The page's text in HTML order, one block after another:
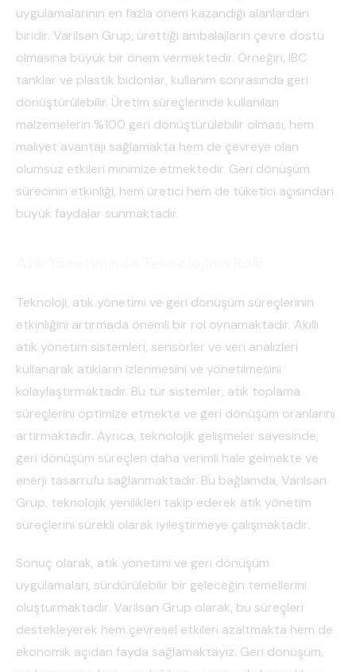
uygulamalarının en fazla önem kazandığı alanlardan
biridir. Varilsan Grup, ürettiği ambalajların çevre dostu
olmasına büyük bir önem vermektedir. Örneğin, IBC
tanklar ve plastik bidonlar, kullanım sonrasında geri
dönüştürülebilir. Üretim süreçlerinde kullanılan
malzemelerin %100 geri dönüştürülebilir olması, hem
maliyet avantajı sağlamakta hem de çevreye olan
olumsuz etkileri minimize etmektedir. Geri dönüşüm
sürecinin etkinliği, hem üretici hem de tüketici açısından
büyük faydalar sunmaktadır.
Teknoloji, atık yönetimi ve geri dönüşüm süreçlerinin
etkinliğini artırmada önemli bir rol oynamaktadır. Akıllı
atık yönetim sistemleri, sensörler ve veri analizleri
kullanarak atıkların izlenmesini ve yönetilmesini
kolaylaştırmaktadır. Bu tür sistemler, atık toplama
süreçlerini optimize etmekte ve geri dönüşüm oranlarını
artırmaktadır. Ayrıca, teknolojik gelişmeler sayesinde,
geri dönüşüm süreçleri daha verimli hale gelmekte ve
enerji tasarrufu sağlanmaktadır. Bu bağlamda, Varilsan
Grup, teknolojik yenilikleri takip ederek atık yönetim
süreçlerini sürekli olarak iyileştirmeye çalışmaktadır.
Sonuç olarak, atık yönetimi ve geri dönüşüm
uygulamaları, sürdürülebilir bir geleceğin temellerini
oluşturmaktadır. Varilsan Grup olarak, bu süreçleri
destekleyerek hem çevresel etkileri azaltmakta hem de
ekonomik açıdan fayda sağlamaktayız. Geri dönüşüm,